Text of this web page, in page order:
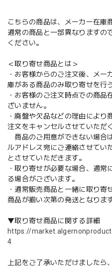
こちらの商品は、メーカー在庫
通常の商品と一部異なりますの
ください。
＜取り寄せ商品とは＞
・お客様からのご注文後、メ
庫がある商品のみ取り寄せを行
・お客様のご注文時点での商
ざいません。
・廃盤や欠品などの理由によ
注文をキャンセルさせていただ
商品のご用意ができない場合
ルアドレス宛にご連絡させてい
とさせていただきます。
・取り寄せが必要な場合、通
る場合がございます。
・通常販売商品と一緒に取り
商品が揃い次第の発送となります
▼取り寄せ商品に関する詳細
https://
4
上記をご了承いただけました